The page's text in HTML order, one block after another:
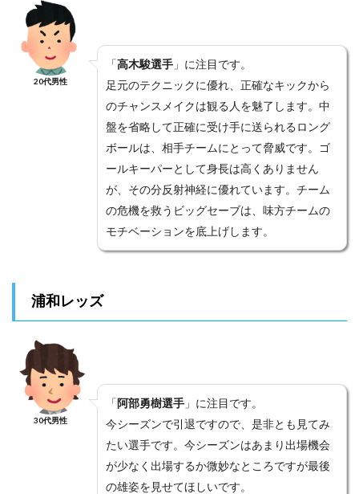
20代男性
「高木駿選手 」に注目です。
足元のテクニックに優れ、正確なキックから
のチャンスメイクは観る人を魅了します。中
盤を省略して正確に受け手に送られるロング
ボールは、相手チームにとって脅威です。ゴ
ールキーパーとして身長は高くありません
が、その分反射神経に優れています。チーム
の危機を救うビッグセーブは、味方チームの
モチベーションを底上げします。
浦和レッズ
30代男性
「 阿部勇樹選手 」に注目です。
今シーズンで引退ですので、是非とも見てみ
たい選手です。今シーズンはあまり出場機会
が少なく出場するか微妙なところですが最後
の雄姿を見せてほしいです。